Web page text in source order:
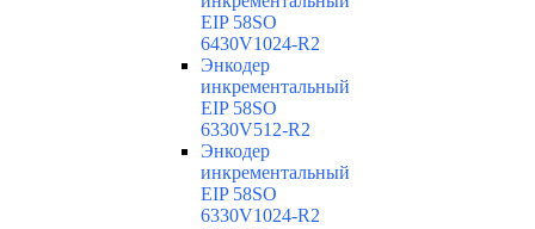
EIP 58SO
6430V1024-R2
Энкодер
инкрементальный
EIP 58SO
6330V512-R2
Энкодер
инкрементальный
EIP 58SO
6330V1024-R2